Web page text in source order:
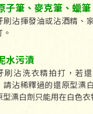
子筆、麥克筆、蠟筆
刷沾揮發油或沾酒精、
水污漬
刷沾洗衣精拍打，若
請沾稀釋過的還原型漂
型漂白劑只能用在白色衣